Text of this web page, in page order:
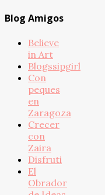
Blog Amigos
Believe
in Art
Blogssipgirl
Con
peques
en
Zaragoza
Crecer
con
Zaira
Disfruti
El
Obrador